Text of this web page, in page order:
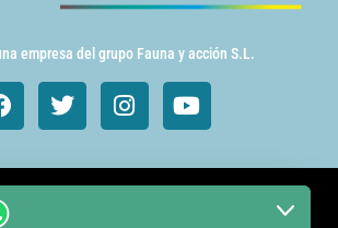
empresa del grupo Fauna y acción S.L.
de cine y TV